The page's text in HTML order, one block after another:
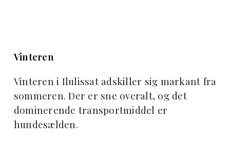
Vinteren
Vinteren i Ilulissat adskiller sig markant fra
sommeren. Der er sne overalt, og det
dominerende transportmiddel er
hundesælden.